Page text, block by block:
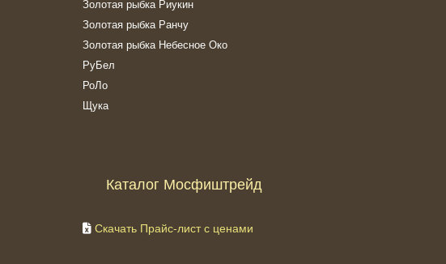
Золотая рыбка Риукин
Золотая рыбка Ранчу
Золотая рыбка Небесное Око
РуБел
РоЛо
Щука
Каталог Мосфиштрейд
Скачать Прайс-лист с ценами